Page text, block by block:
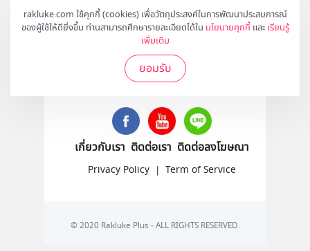
rakluke.com ใช้คุกกี้ (cookies) เพื่อวัตถุประสงค์ในการพัฒนาประสบการณ์
ของผู้ใช้ให้ดียิ่งขึ้น ท่านสามารถศึกษารายละเอียดได้ใน นโยบายคุกกี้ และ เรียนรู้
เพิ่มเติม
ยอมรับ
สมัคร
ติดตามเราได้ที่
เกี่ยวกับเรา ติดต่อเรา ติดต่อลงโฆษณา
Privacy Policy | Term of Service
© 2020 Rakluke Plus - ALL RIGHTS RESERVED.